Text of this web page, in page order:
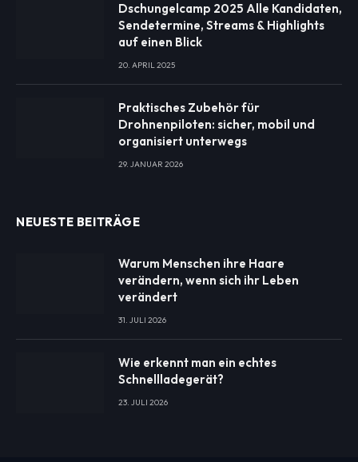
Dschungelcamp 2025 Alle Kandidaten,
Sendetermine, Streams & Highlights
auf einen Blick
20. APRIL 2025
Praktisches Zubehör für
Drohnenpiloten: sicher, mobil und
organisiert unterwegs
29. JANUAR 2026
NEUESTE BEITRÄGE
Warum Menschen ihre Haare
verändern, wenn sich ihr Leben
verändert
31. JULI 2026
Wie erkennt man ein echtes
Schnellladegerät?
23. JULI 2026